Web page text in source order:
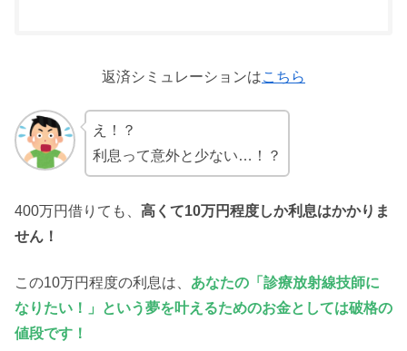
返済シミュレーションはこちら
え！？
利息って意外と少ない…！？
400万円借りても、 高くて10万円程度しか利息はかかりま
せん！
この10万円程度の利息は、 あなたの「診療放射線技師に
なりたい！」という夢を叶えるためのお金としては破格の
値段です！